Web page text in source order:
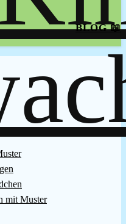
BLOG 📖
mit Muster